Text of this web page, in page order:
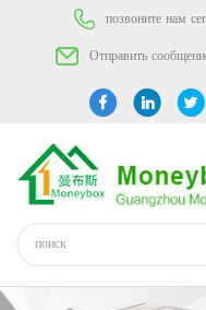
позвоните нам
Отправить